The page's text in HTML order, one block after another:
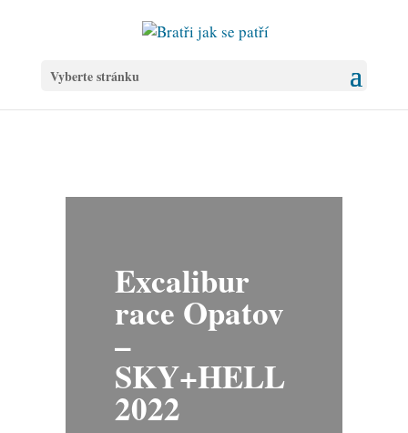
Vyberte stránku
Excalibur
race Opatov
–
SKY+HELL
2022